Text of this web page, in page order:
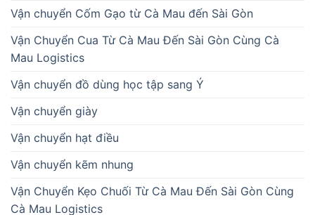
Vận chuyển Cốm Gạo từ Cà Mau đến Sài Gòn
Vận Chuyển Cua Từ Cà Mau Đến Sài Gòn Cùng Cà
Mau Logistics
Vận chuyển đồ dùng học tập sang Ý
Vận chuyển giày
Vận chuyển hạt điều
Vận chuyển kẽm nhung
Vận Chuyển Kẹo Chuối Từ Cà Mau Đến Sài Gòn Cùng
Cà Mau Logistics